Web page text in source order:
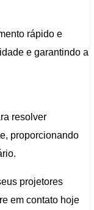
rápido e
e garantindo a
resolver
proporcionando
projetores
em contato hoje